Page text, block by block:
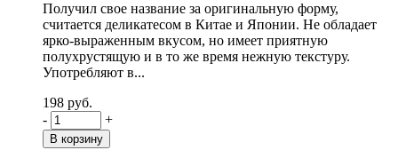
Получил свое название за оригинальную форму,
считается деликатесом в Китае и Японии. Не обладает
ярко-выраженным вкусом, но имеет приятную
полухрустящую и в то же время нежную текстуру.
Употребляют в...
198 руб.
-
+